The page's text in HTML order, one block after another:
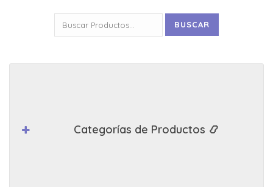
por:
BUSCAR
Categorías de Productos 📿